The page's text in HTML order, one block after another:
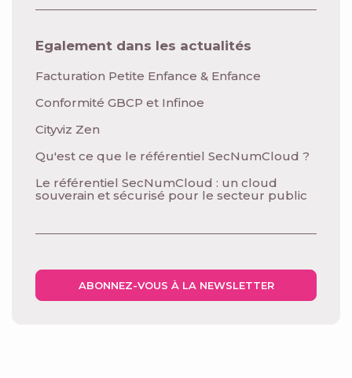
Egalement dans les actualités
Facturation Petite Enfance & Enfance
Conformité GBCP et Infinoe
Cityviz Zen
Qu'est ce que le référentiel SecNumCloud ?
Le référentiel SecNumCloud : un cloud
souverain et sécurisé pour le secteur public
ABONNEZ-VOUS À LA NEWSLETTER